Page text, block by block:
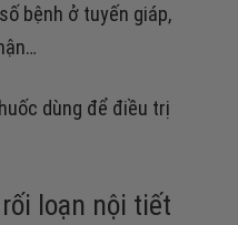
bệnh ở tuyến giáp,
dùng để điều trị
loạn nội tiết